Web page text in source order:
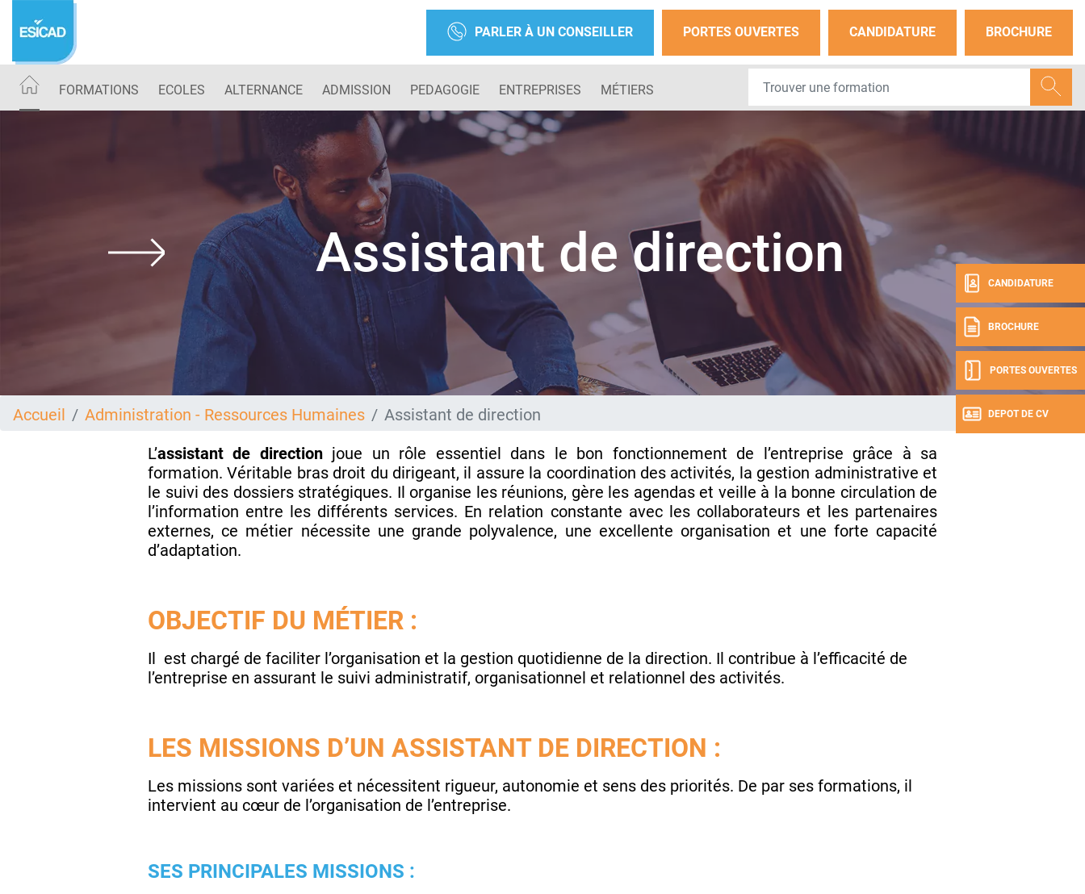
contenu
PARLER À UN CONSEILLER PORTES OUVERTES CANDIDATURE BROCHURE
FORMATIONS ECOLES ALTERNANCE ADMISSION PEDAGOGIE ENTREPRISES MÉTIERS
CANDIDATURE
BROCHURE
PORTES OUVERTES
DEPOT DE CV
Assistant de direction
Accueil Administration - Ressources Humaines
Assistant de direction
L’assistant de direction joue un rôle essentiel dans le bon fonctionnement de l’entreprise grâce à sa
formation. Véritable bras droit du dirigeant, il assure la coordination des activités, la gestion administrative et
le suivi des dossiers stratégiques. Il organise les réunions, gère les agendas et veille à la bonne circulation de
l’information entre les différents services. En relation constante avec les collaborateurs et les partenaires
externes, ce métier nécessite une grande polyvalence, une excellente organisation et une forte capacité
d’adaptation.
OBJECTIF DU MÉTIER :
Il est chargé de faciliter l’organisation et la gestion quotidienne de la direction. Il contribue à l’efficacité de
l’entreprise en assurant le suivi administratif, organisationnel et relationnel des activités.
LES MISSIONS D’UN ASSISTANT DE DIRECTION :
Les missions sont variées et nécessitent rigueur, autonomie et sens des priorités. De par ses formations, il
intervient au cœur de l’organisation de l’entreprise.
SES PRINCIPALES MISSIONS :